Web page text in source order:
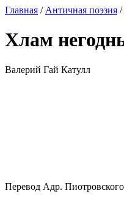
Главная / Античная поэзия /
Хлам
Валерий Гай Катулл
Перевод Адр. Пиотровского